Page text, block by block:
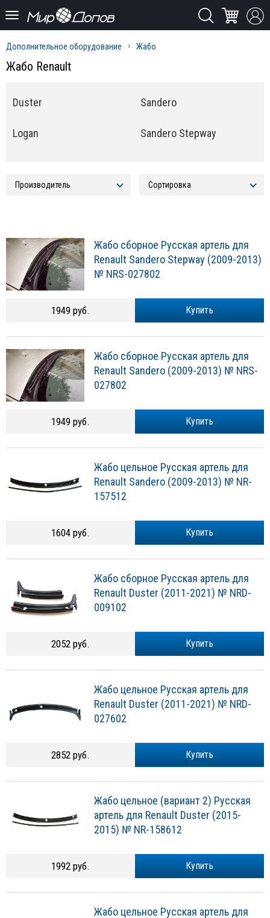
Дополнительное оборудование Жабо
Жабо Renault
Duster
Logan
Sandero
Sandero Stepway
Жабо сборное Русская артель для
Renault Sandero Stepway (2009-2013)
№ NRS-027802
Купить
1949 руб.
Жабо сборное Русская артель для
Renault Sandero (2009-2013) № NRS-
027802
Купить
1949 руб.
Жабо цельное Русская артель для
Renault Sandero (2009-2013) № NR-
157512
Купить
1604 руб.
Жабо сборное Русская артель для
Renault Duster (2011-2021) № NRD-
009102
Купить
2052 руб.
Жабо цельное Русская артель для
Renault Duster (2011-2021) № NRD-
027602
Купить
2852 руб.
Жабо цельное (вариант 2) Русская
артель для Renault Duster (2015-
2015) № NR-158612
Купить
1992 руб.
Жабо цельное Русская артель для